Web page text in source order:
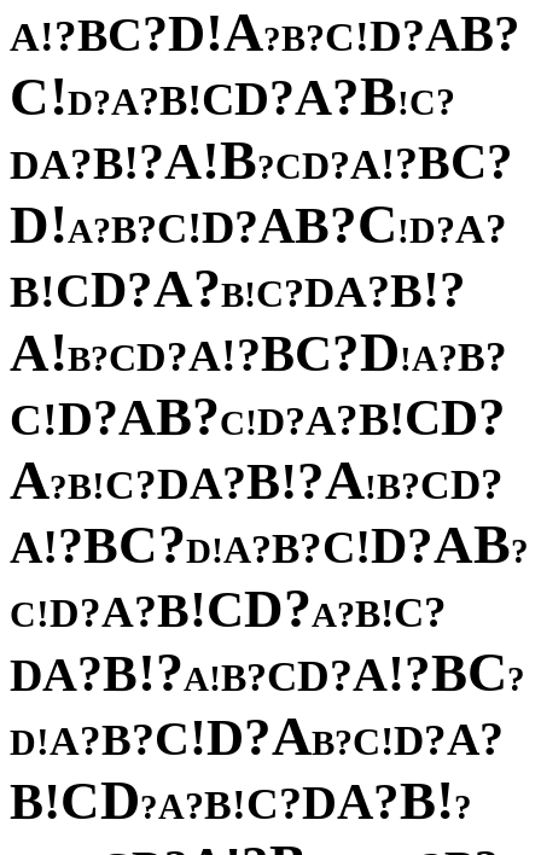
A!?BC?D!A?B?C!D?AB?
C!D?A?B!CD?A?B!C?
DA?B!?A!B?CD?A!?BC?
D!A?B?C!D?AB?C!D?A?
B!CD?A?B!C?DA?B!?
A!B?CD?A!?BC?D!A?B?
C!D?AB?C!D?A?B!CD?
A?B!C?DA?B!?A!B?CD?
A!?BC?D!A?B?C!D?AB?
C!D?A?B!CD?A?B!C?
DA?B!?A!B?CD?A!?BC?
D!A?B?C!D?AB?C!D?A?
B!CD?A?B!C?DA?B!?